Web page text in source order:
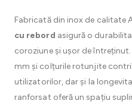
Fabricată din inox de calitate
cu rebord asigură o
coroziune și ușor de
mm și colțurile rotunjite
utilizatorilor, dar și la
ranforsat oferă un spațiu